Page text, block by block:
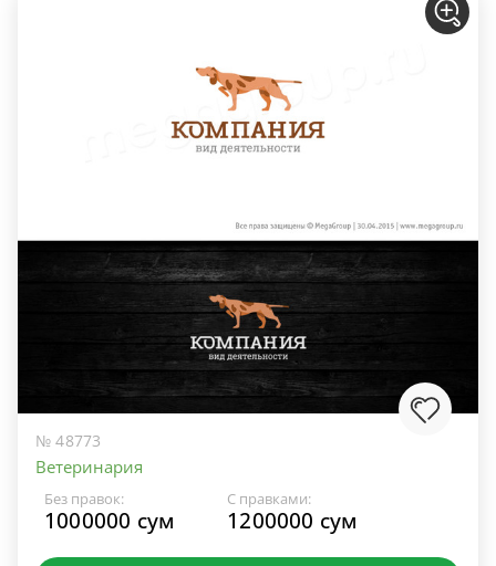
№ 48773
Ветеринария
Без правок:
1000000 сум
С правками:
1200000 сум